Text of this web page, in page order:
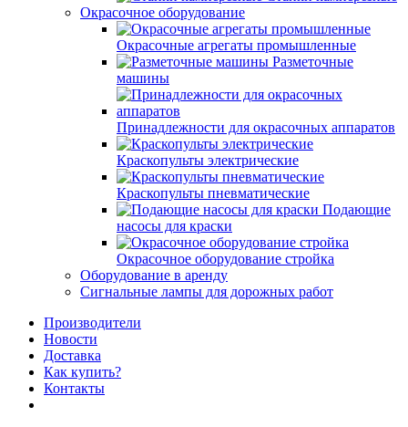
Окрасочное оборудование
Окрасочные агрегаты промышленные
Разметочные
машины
Принадлежности для окрасочных аппаратов
Краскопульты электрические
Краскопульты пневматические
Подающие
насосы для краски
Окрасочное оборудование стройка
Оборудование в аренду
Сигнальные лампы для дорожных работ
Производители
Новости
Доставка
Как купить?
Контакты